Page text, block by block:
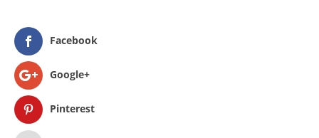
Facebook
Google+
Pinterest